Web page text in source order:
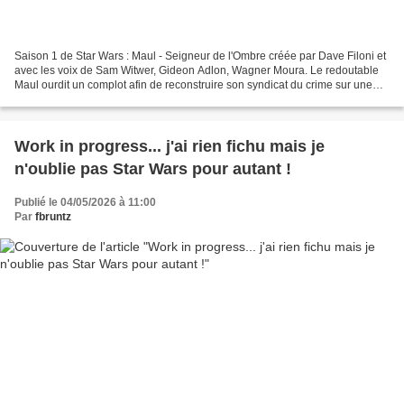
Saison 1 de Star Wars : Maul - Seigneur de l'Ombre créée par Dave Filoni et
avec les voix de Sam Witwer, Gideon Adlon, Wagner Moura. Le redoutable
Maul ourdit un complot afin de reconstruire son syndicat du crime sur une
Work in progress... j'ai rien fichu mais je
n'oublie pas Star Wars pour autant !
Publié le 04/05/2026 à 11:00
Par fbruntz